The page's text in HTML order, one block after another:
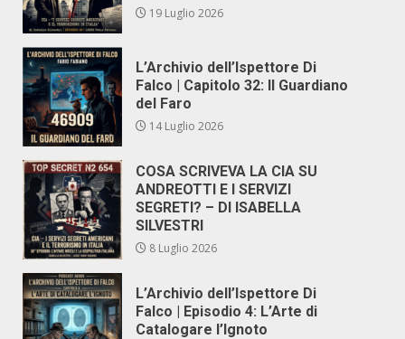
19 Luglio 2026
L’Archivio dell’Ispettore Di
Falco | Capitolo 32: Il Guardiano
del Faro
14 Luglio 2026
COSA SCRIVEVA LA CIA SU
ANDREOTTI E I SERVIZI
SEGRETI? – DI ISABELLA
SILVESTRI
8 Luglio 2026
L’Archivio dell’Ispettore Di
Falco | Episodio 4: L’Arte di
Catalogare l’Ignoto